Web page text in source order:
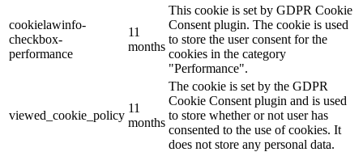
cookielawinfo-
checkbox-
performance
11
months
This cookie is set by GDPR Cookie
Consent plugin. The cookie is used
to store the user consent for the
cookies in the category
"Performance".
viewed_cookie_policy
11
months
The cookie is set by the GDPR
Cookie Consent plugin and is used
to store whether or not user has
consented to the use of cookies. It
does not store any personal data.